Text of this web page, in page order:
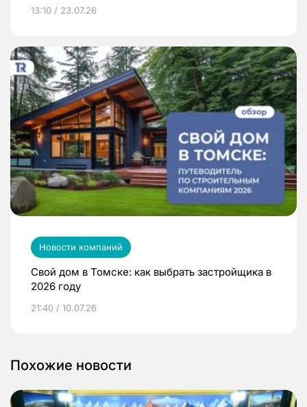
13:10 / 23.07.26
Новости компаний
Свой дом в Томске: как выбрать застройщика в
2026 году
21:40 / 10.07.26
Похожие новости